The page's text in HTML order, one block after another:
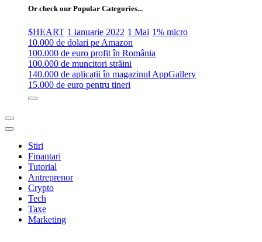
Or check our Popular Categories...
$HEART 1 ianuarie 2022 1 Mai 1% micro
10.000 de dolari pe Amazon
100.000 de euro profit în România
100.000 de muncitori străini
140.000 de aplicații în magazinul AppGallery
15.000 de euro pentru tineri
Stiri
Finantari
Tutorial
Antreprenor
Crypto
Tech
Taxe
Marketing